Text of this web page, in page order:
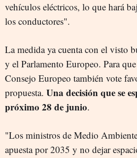
vehículos eléctricos, lo que hará
los conductores".
La medida ya cuenta con el visto
y el Parlamento Europeo. Para
Consejo Europeo también vote
propuesta. Una decisión que se
próximo 28 de junio.
"Los ministros de Medio
apuesta por 2035 y no dejar